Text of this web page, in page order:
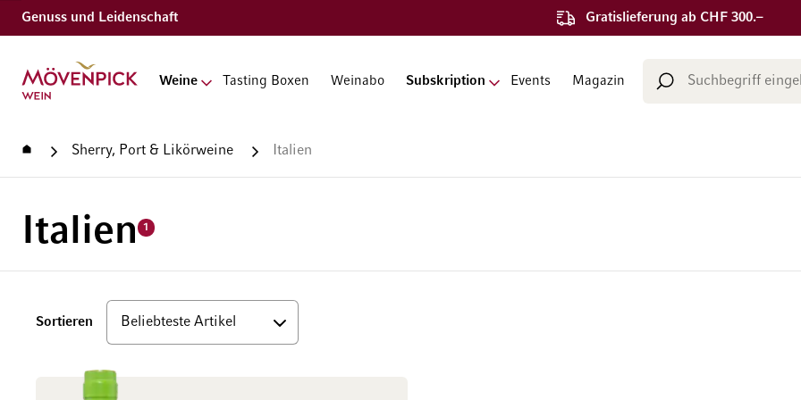
Genuss und Leidenschaft Gratislieferung ab CHF 300.–
Zur Startseite
Weine Tasting Boxen Weinabo Subskription Events Magazin
Suche
StartseiteSherry, Port & Likörweine Italien
Italien 1
Sortieren